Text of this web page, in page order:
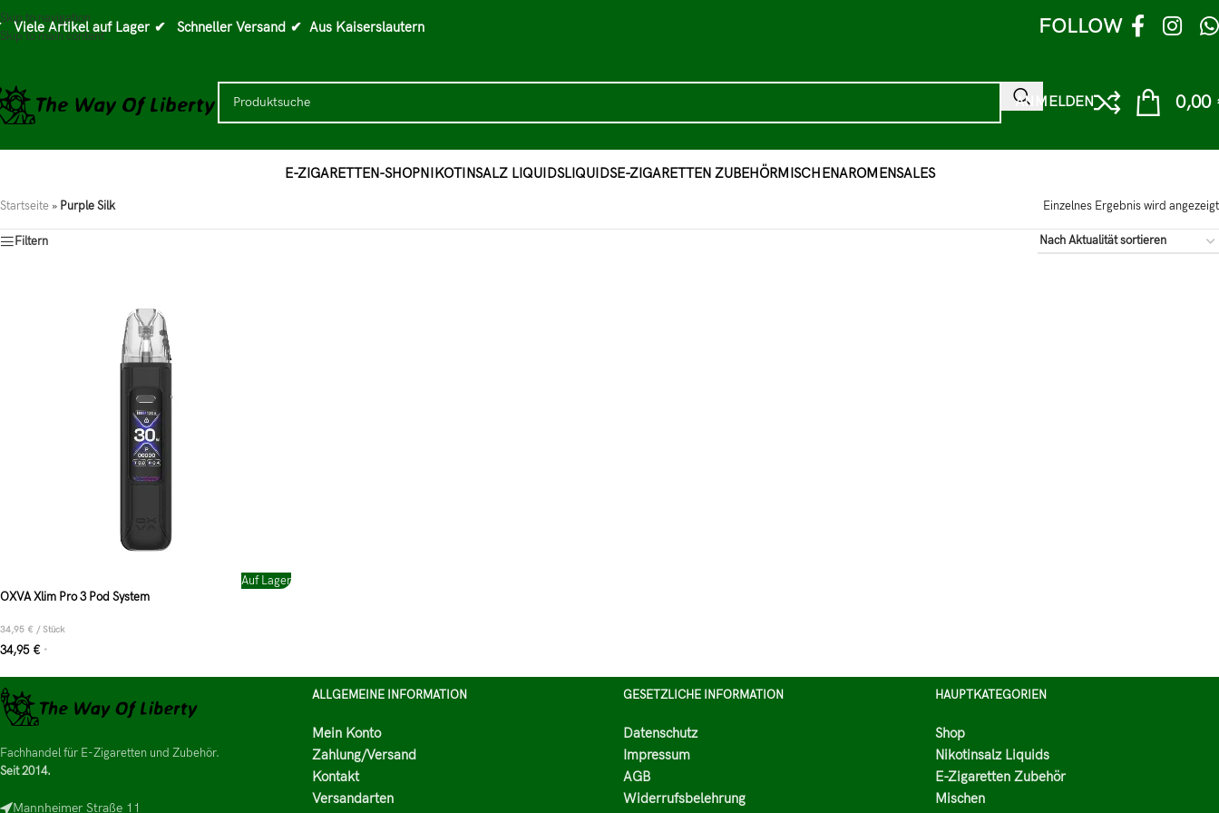
Skip to navigation
Skip to main content
Viele Artikel auf Lager ✔ Schneller Versand ✔ Aus Kaiserslautern FOLLOW
ANMELDEN 0,00
E-ZIGARETTEN-SHOPNIKOTINSALZ LIQUIDSLIQUIDSE-ZIGARETTEN ZUBEHÖRMISCHENAROMENSALES
Startseite » Purple Silk Einzelnes Ergebnis wird angezeigt
Filtern
Auf Lager
OXVA Xlim Pro 3 Pod System
34,95 € /Stück
34,95 € *
Fachhandel für E-Zigaretten und Zubehör.
Seit 2014.
Mannheimer Straße 11
ALLGEMEINE INFORMATION
Mein Konto
Zahlung/Versand
Kontakt
Versandarten
GESETZLICHE INFORMATION
Datenschutz
Impressum
AGB
Widerrufsbelehrung
HAUPTKATEGORIEN
Shop
Nikotinsalz Liquids
E-Zigaretten Zubehör
Mischen